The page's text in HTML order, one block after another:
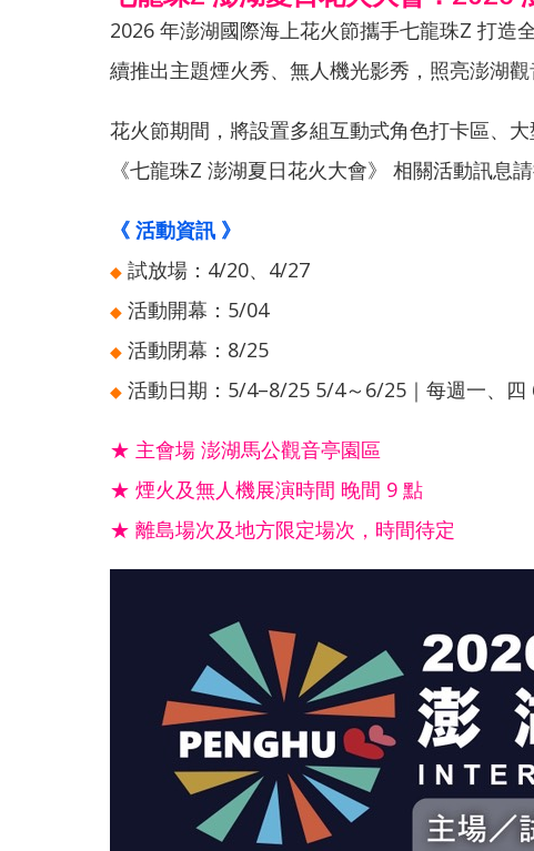
2026 年澎湖國際海上花火節攜手七龍珠Z 打造
續推出主題煙火秀、無人機光影秀，照亮澎湖
花火節期間，將設置多組互動式角色打卡區、
《七龍珠Z 澎湖夏日花火大會》 相關活動訊息
《 活動資訊 》
◆ 試放場：4/20、4/27
◆ 活動開幕：5/04
◆ 活動閉幕：8/25
◆ 活動日期：5/4–8/25 5/4～6/25｜每週一、
★ 主會場 澎湖馬公觀音亭園區
★ 煙火及無人機展演時間 晚間 9 點
★ 離島場次及地方限定場次，時間待定